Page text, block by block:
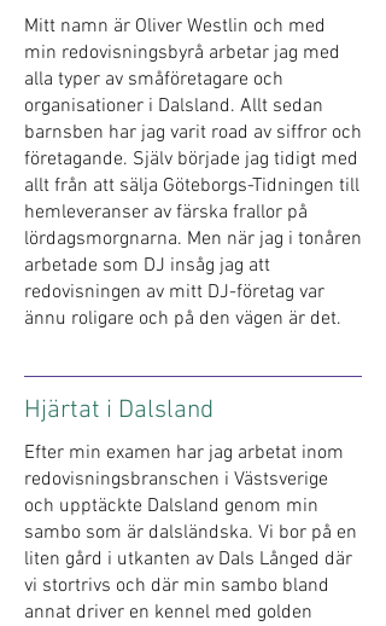
Mitt namn är Oliver Westlin och med
min redovisningsbyrå arbetar jag med
alla typer av småföretagare och
organisationer i Dalsland. Allt sedan
barnsben har jag varit road av siffror och
företagande. Själv började jag tidigt med
allt från att sälja Göteborgs-Tidningen till
hemleveranser av färska frallor på
lördagsmorgnarna. Men när jag i tonåren
arbetade som DJ insåg jag att
redovisningen av mitt DJ-företag var
ännu roligare och på den vägen är det.
Hjärtat i Dalsland
Efter min examen har jag arbetat inom
redovisningsbranschen i Västsverige
och upptäckte Dalsland genom min
sambo som är dalsländska. Vi bor på en
liten gård i utkanten av Dals Långed där
vi stortrivs och där min sambo bland
annat driver en kennel med golden